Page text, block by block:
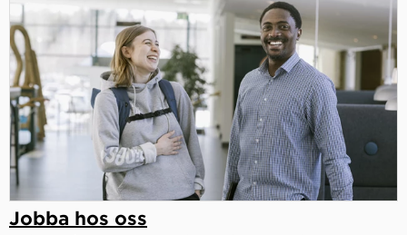
Jobba hos oss